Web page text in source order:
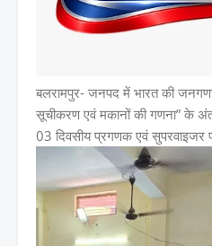
बलरामपुर- जनपद में भारत की
सूचीकरण एवं मकानों की गणना” के
03 दिवसीय प्रगणक एवं सुपरवाइजर